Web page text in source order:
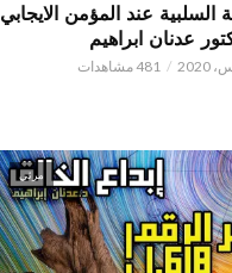
السلبية عند المؤمن الايجابي
عدنان ابراهيم
481 مشاهدات
مرئي